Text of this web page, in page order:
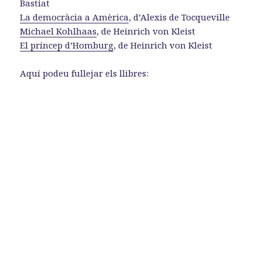
Bastiat
La democràcia a Amèrica, d’Alexis de Tocqueville
Michael Kohlhaas, de Heinrich von Kleist
El príncep d’Homburg, de Heinrich von Kleist
Aquí podeu fullejar els llibres: